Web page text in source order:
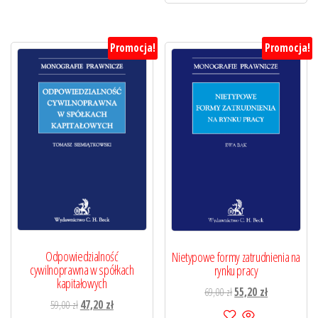
Promocja!
Odpowiedzialność
cywilnoprawna w spółkach
kapitałowych
59,00złPierwotna
47,20 złAktualna
Promocja!
Nietypowe formy zatrudnienia na
rynku pracy
69,00złPierwotna
cena
55,20 złAktualna